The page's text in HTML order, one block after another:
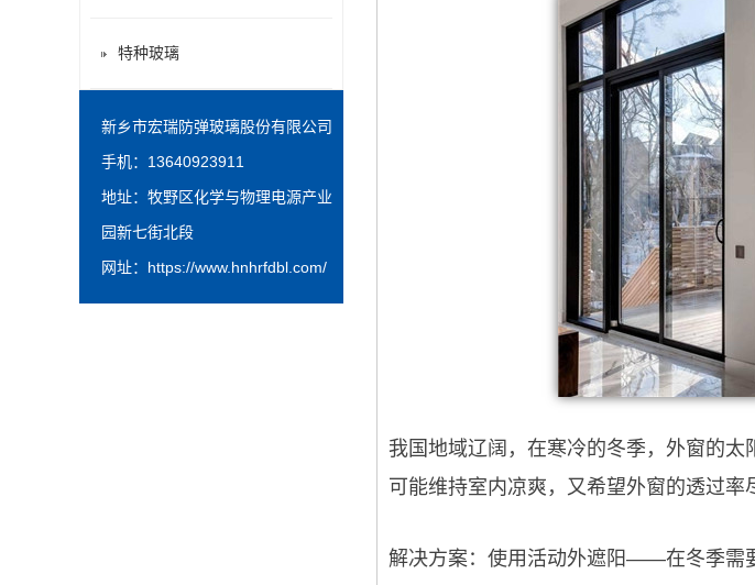
我国地域辽阔，在寒冷的冬季，外窗的
可能维持室内凉爽，又希望外窗的透过率
解决方案：使用活动外遮阳——在冬季需
特种玻璃
新乡市宏瑞防弹玻璃股份有限公司
手机：13640923911
地址：牧野区化学与物理电源产业
园新七街北段
网址： https://www.hnhrfdbl.com/